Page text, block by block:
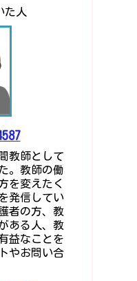
た人
教師として
。教師の働
を変えたく
発信してい
者の方、教
ある人、教
益なことを
やお問い合